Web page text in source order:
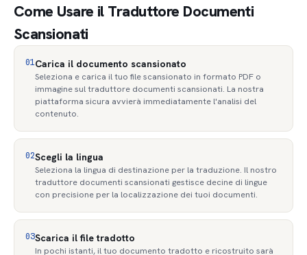
Come Usare il Traduttore Documenti
Scansionati
01Carica il documento scansionato
Seleziona e carica il tuo file scansionato in formato PDF o
immagine sul traduttore documenti scansionati. La nostra
piattaforma sicura avvierà immediatamente l'analisi del
contenuto.
02Scegli la lingua
Seleziona la lingua di destinazione per la traduzione. Il nostro
traduttore documenti scansionati gestisce decine di lingue
con precisione per la localizzazione dei tuoi documenti.
03Scarica il file tradotto
In pochi istanti, il tuo documento tradotto e ricostruito sarà